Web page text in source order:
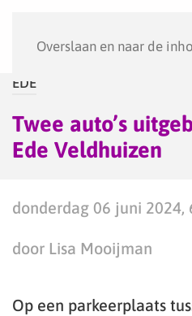
Overslaan en naar de
EDE
Twee auto’s
Ede Veldhuizen
donderdag 06 juni 2024,
door Lisa Mooijman
Op een parkeerplaats